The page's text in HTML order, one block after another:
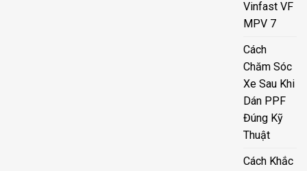
Vinfast VF
MPV 7
Cách
Chăm Sóc
Xe Sau Khi
Dán PPF
Đúng Kỹ
Thuật
Cách Khắc